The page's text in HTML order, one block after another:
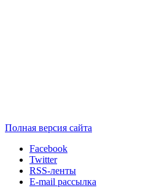
Полная версия сайта
Facebook
Twitter
RSS-ленты
E-mail рассылка